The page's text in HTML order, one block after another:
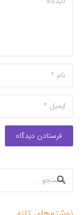
فرستادن دیدگاه
جستجو
برای: